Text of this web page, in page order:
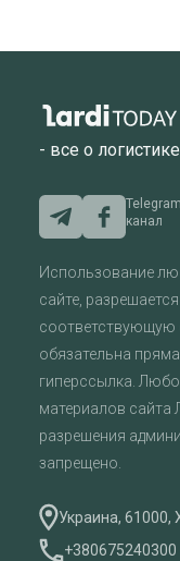
- все о
Telegram
канал
Использование
сайте,
соответствующую
обязательна
гиперссылка.
материалов сайта
разрешения
запрещено.
Украина, 61000,
+380675240300